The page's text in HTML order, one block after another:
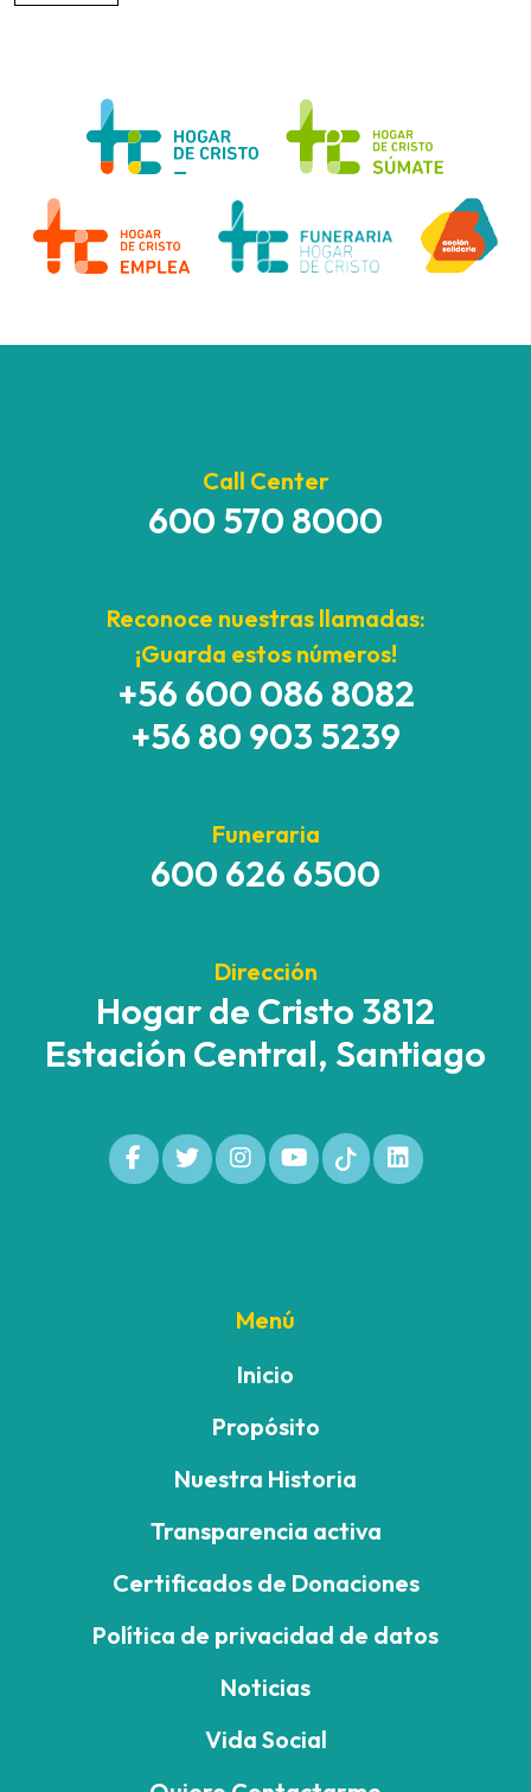
Call Center
600 570 8000
Reconoce nuestras llamadas:
¡Guarda estos números!
+56 600 086 8082
+56 80 903 5239
Funeraria
600 626 6500
Dirección
Hogar de Cristo 3812
Estación Central, Santiago
Menú
Inicio
Propósito
Nuestra Historia
Transparencia activa
Certificados de Donaciones
Política de privacidad de datos
Noticias
Vida Social